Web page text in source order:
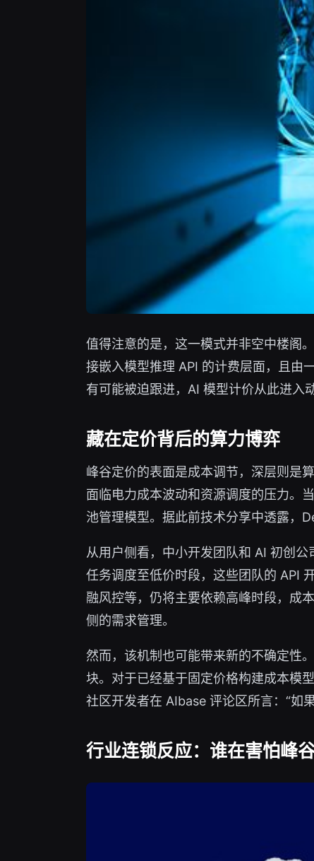
值得注意的是，这一模式并非空中楼阁
接嵌入模型推理 API 的计费层面，且由
有可能被迫跟进，AI 模型计价从此进入
藏在定价背后的算力博弈
峰谷定价的表面是成本调节，深层则是
面临电力成本波动和资源调度的压力。
池管理模型。据此前技术分享中透露，
从用户侧看，中小开发团队和 AI 初创
任务调度至低价时段，这些团队的 API
融风控等，仍将主要依赖高峰时段，成
侧的需求管理。
然而，该机制也可能带来新的不确定性
块。对于已经基于固定价格构建成本模
社区开发者在 AIbase 评论区所言：“如
行业连锁反应：谁在害怕峰谷